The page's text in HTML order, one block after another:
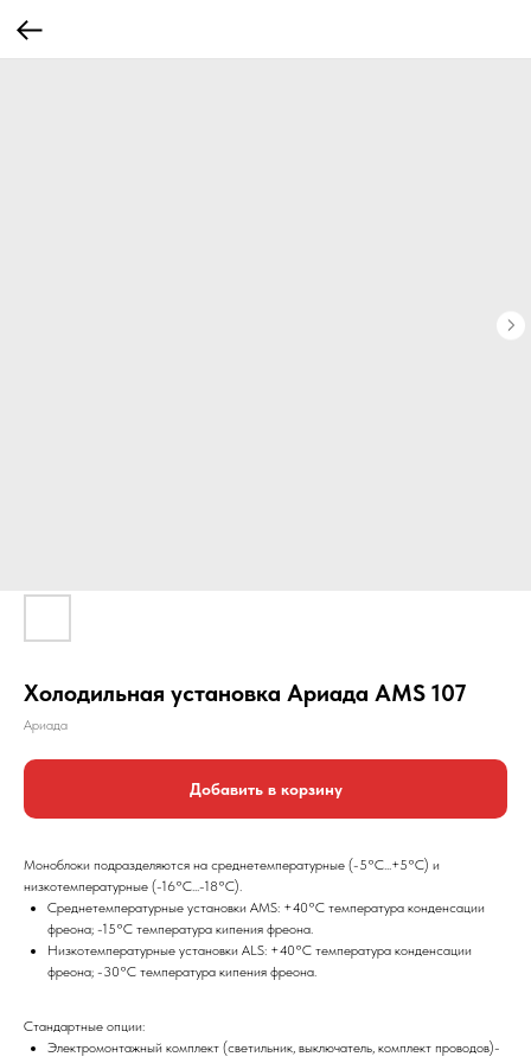
Холодильная установка Ариада AMS 107
Ариада
Добавить в корзину
Моноблоки подразделяются на среднетемпературные (-5°С...+5°С) и
низкотемпературные (-16°С...-18°С).
Среднетемпературные установки AMS: +40°С температура конденсации
фреона; -15°С температура кипения фреона.
Низкотемпературные установки ALS: +40°С температура конденсации
фреона; -30°С температура кипения фреона.
Стандартные опции:
Электромонтажный комплект (светильник, выключатель, комплект проводов)-